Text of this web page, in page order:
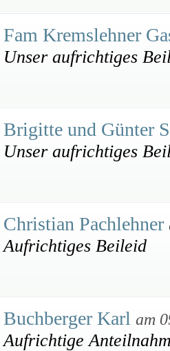
Fam Kremslehner
Unser aufrichtiges
Brigitte und Günter
Unser aufrichtiges
Christian Pachlehner
Aufrichtiges Beileid
Buchberger Karl am
Aufrichtige